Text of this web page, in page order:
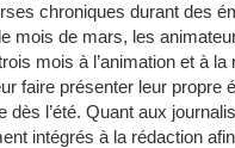
chroniques durant des
mois de mars, les
mois à l’animation et à la
faire présenter leur propre
dès l’été. Quant aux
intégrés à la rédaction